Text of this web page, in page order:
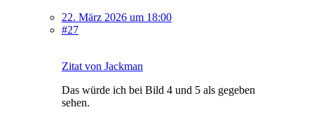
22. März 2026 um 18:00
#27
Zitat von Jackman
Das würde ich bei Bild 4 und 5 als gegeben
sehen.